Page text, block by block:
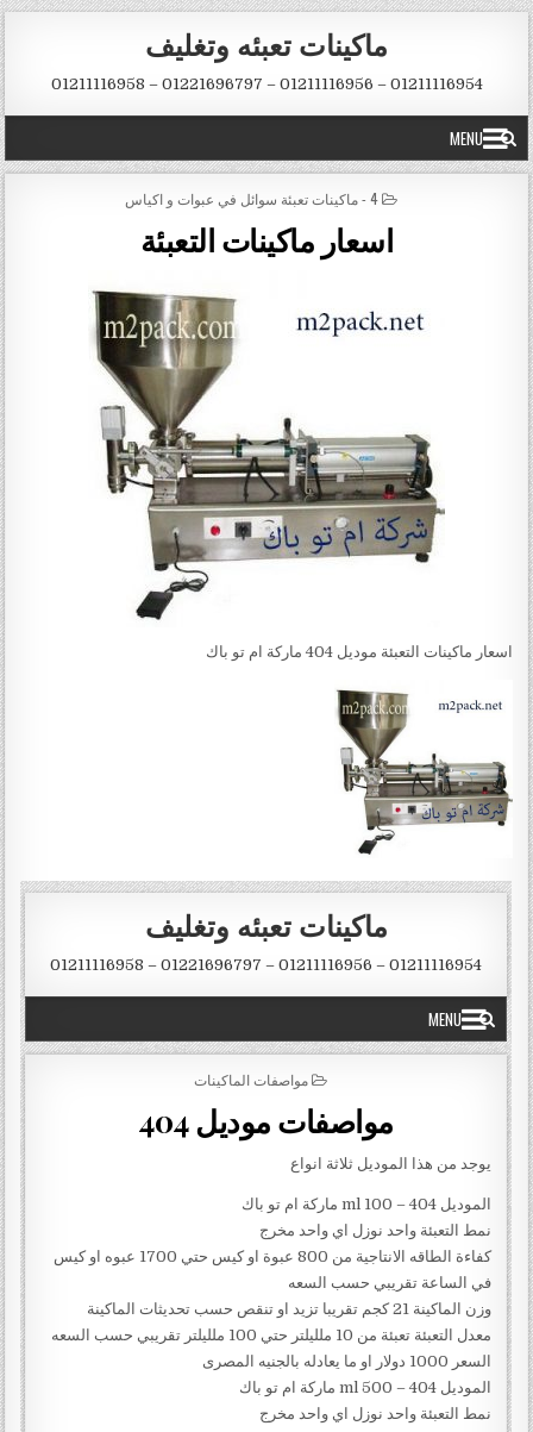
Skip to content
ماكينات تعبئه وتغليف
01211116954 – 01211116956 – 01221696797 – 01211116958
MENU
POSTED IN
4 - ماكينات تعبئة سوائل في عبوات و اكياس
اسعار ماكينات التعبئة
اسعار ماكينات التعبئة موديل 404 ماركة ام تو باك